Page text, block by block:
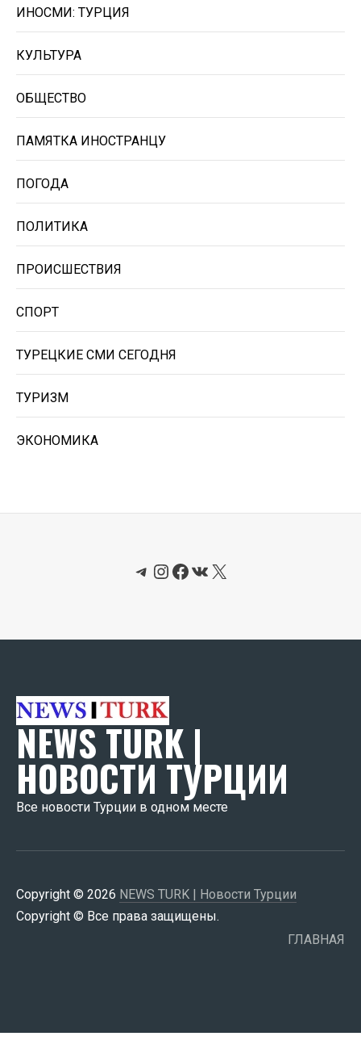
ИНОСМИ: ТУРЦИЯ
КУЛЬТУРА
ОБЩЕСТВО
ПАМЯТКА ИНОСТРАНЦУ
ПОГОДА
ПОЛИТИКА
ПРОИСШЕСТВИЯ
СПОРТ
ТУРЕЦКИЕ СМИ СЕГОДНЯ
ТУРИЗМ
ЭКОНОМИКА
Telegram
Instagram
Facebook
ВКонтакте
X
NEWS TURK |
НОВОСТИ ТУРЦИИ
Все новости Турции в одном месте
Copyright © 2026 NEWS TURK | Новости Турции
Copyright © Все права защищены.
ГЛАВНАЯ